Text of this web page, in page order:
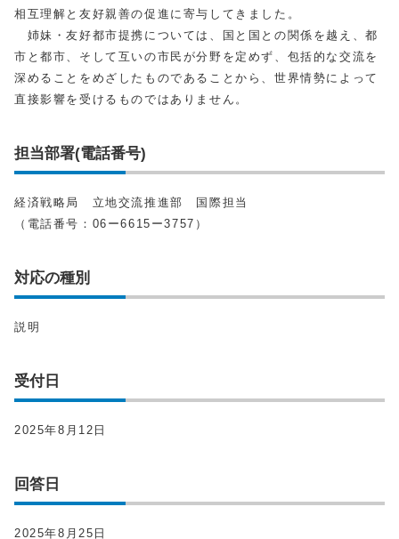
相互理解と友好親善の促進に寄与してきました。
姉妹・友好都市提携については、国と国との関係を越え、都
市と都市、そして互いの市民が分野を定めず、包括的な交流を
深めることをめざしたものであることから、世界情勢によって
直接影響を受けるものではありません。
担当部署(電話番号)
経済戦略局 立地交流推進部 国際担当
（電話番号：06ー6615ー3757）
対応の種別
説明
受付日
2025年8月12日
回答日
2025年8月25日